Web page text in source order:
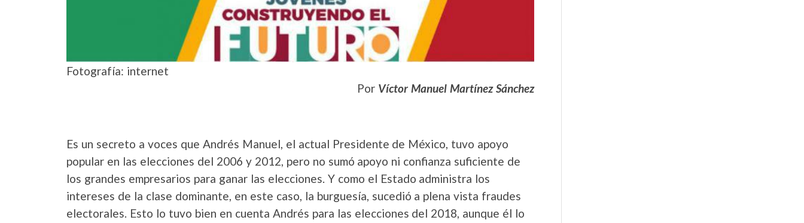
Fotografía: internet
Por Víctor Manuel Martínez Sánchez
Es un secreto a voces que Andrés Manuel, el actual Presidente de México, tuvo apoyo
popular en las elecciones del 2006 y 2012, pero no sumó apoyo ni confianza suficiente de
los grandes empresarios para ganar las elecciones. Y como el Estado administra los
intereses de la clase dominante, en este caso, la burguesía, sucedió a plena vista fraudes
electorales. Esto lo tuvo bien en cuenta Andrés para las elecciones del 2018, aunque él lo